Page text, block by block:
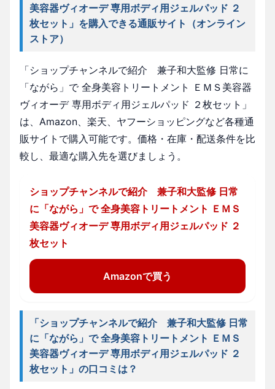
美容器ヴィオーデ 専用ボディ用ジェルパッド ２
枚セット」を購入できる通販サイト（オンライン
ストア）
「ショップチャンネルで紹介 兼子和大監修 日常に
「ながら」で 全身美容トリートメント ＥＭＳ美容器
ヴィオーデ 専用ボディ用ジェルパッド ２枚セット」
は、Amazon、楽天、ヤフーショッピングなど各種通
販サイトで購入可能です。価格・在庫・配送条件を比
較し、最適な購入先を選びましょう。
ショップチャンネルで紹介 兼子和大監修 日常
に「ながら」で 全身美容トリートメント ＥＭＳ
美容器ヴィオーデ 専用ボディ用ジェルパッド ２
枚セット
Amazonで買う
「ショップチャンネルで紹介 兼子和大監修 日常
に「ながら」で 全身美容トリートメント ＥＭＳ
美容器ヴィオーデ 専用ボディ用ジェルパッド ２
枚セット」の口コミは？